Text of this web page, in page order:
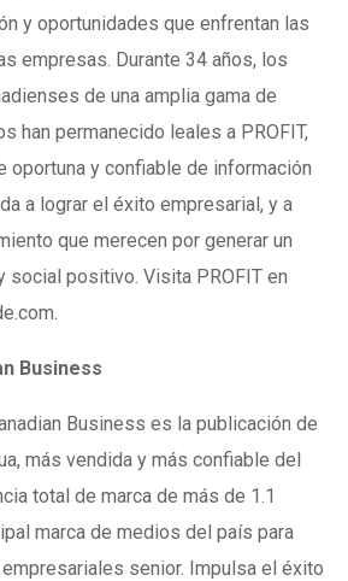
y oportunidades que enfrentan las
empresas. Durante 34 años, los
de una amplia gama de
han permanecido leales a PROFIT,
oportuna y confiable de información
a lograr el éxito empresarial, y a
que merecen por generar un
social positivo. Visita PROFIT en
Business
Business es la publicación de
más vendida y más confiable del
total de marca de más de 1.1
marca de medios del país para
senior. Impulsa el éxito